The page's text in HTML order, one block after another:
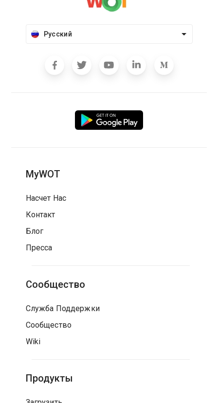
Русский
MyWOT
Насчет Нас
Контакт
Блог
Пресса
Сообщество
Служба Поддержки
Сообщество
Wiki
Продукты